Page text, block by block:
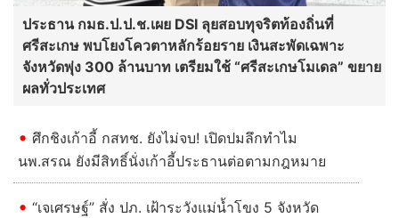
ประธาน กมธ.ป.ป.ช.เผย DSI ลุยสอบทุจริตท้องถิ่นที่
ศรีสะเกษ พบโยงโควตาหลักร้อยราย เงินสะพัดเฉพาะ
จังหวัดพุ่ง 300 ล้านบาท เตรียมใช้ “ศรีสะเกษโมเดล” ขยาย
ผลทั่วประเทศ
ศึกชิงเก้าอี้ กสทช. ยังไม่จบ! เปิดปมลึกทำไม
นพ.สรณ ยังมีสิทธิ์นั่งเก้าอี้ประธานต่อตามกฎหมาย
“เจเศรษฐ์” สั่ง ปภ. เฝ้าระวังแม่น้ำโขง 5 จังหวัด